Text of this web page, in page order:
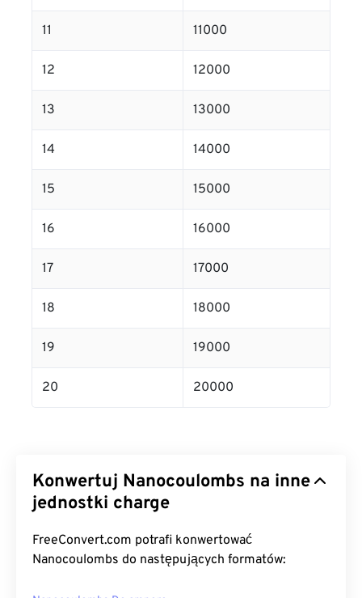
11 11000
12 12000
13 13000
14 14000
15 15000
16 16000
17 17000
18 18000
19 19000
20 20000
Konwertuj Nanocoulombs na inne
jednostki charge
FreeConvert.com potrafi konwertować
Nanocoulombs do następujących formatów: